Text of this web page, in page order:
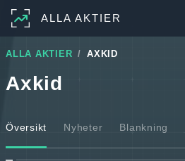
ALLA AKTIER
ALLA AKTIER AXKID
Axkid
Översikt Nyheter Blankning